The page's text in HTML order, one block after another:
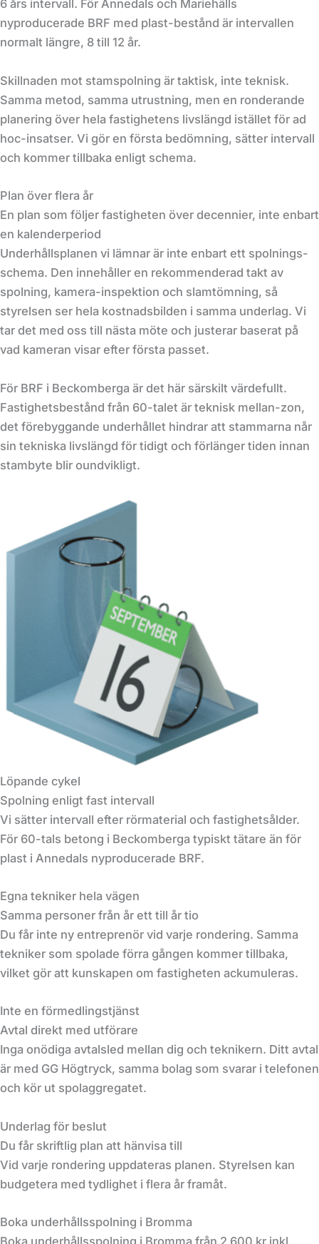
6 års intervall. För Annedals och Mariehälls
nyproducerade BRF med plast-bestånd är intervallen
normalt längre, 8 till 12 år.
Skillnaden mot stamspolning är taktisk, inte teknisk.
Samma metod, samma utrustning, men en ronderande
planering över hela fastighetens livslängd istället för ad
hoc-insatser. Vi gör en första bedömning, sätter intervall
och kommer tillbaka enligt schema.
Plan över flera år
En plan som följer fastigheten över decennier, inte enbart
en kalenderperiod
Underhållsplanen vi lämnar är inte enbart ett spolnings-
schema. Den innehåller en rekommenderad takt av
spolning, kamera-inspektion och slamtömning, så
styrelsen ser hela kostnadsbilden i samma underlag. Vi
tar det med oss till nästa möte och justerar baserat på
vad kameran visar efter första passet.
För BRF i Beckomberga är det här särskilt värdefullt.
Fastighetsbestånd från 60-talet är teknisk mellan-zon,
det förebyggande underhållet hindrar att stammarna når
sin tekniska livslängd för tidigt och förlänger tiden innan
stambyte blir oundvikligt.
Löpande cykel
Spolning enligt fast intervall
Vi sätter intervall efter rörmaterial och fastighetsålder.
För 60-tals betong i Beckomberga typiskt tätare än för
plast i Annedals nyproducerade BRF.
Egna tekniker hela vägen
Samma personer från år ett till år tio
Du får inte ny entreprenör vid varje rondering. Samma
tekniker som spolade förra gången kommer tillbaka,
vilket gör att kunskapen om fastigheten ackumuleras.
Inte en förmedlingstjänst
Avtal direkt med utförare
Inga onödiga avtalsled mellan dig och teknikern. Ditt avtal
är med GG Högtryck, samma bolag som svarar i telefonen
och kör ut spolaggregatet.
Underlag för beslut
Du får skriftlig plan att hänvisa till
Vid varje rondering uppdateras planen. Styrelsen kan
budgetera med tydlighet i flera år framåt.
Boka underhållsspolning i Bromma
Boka underhållsspolning i Bromma från 2 600 kr inkl.